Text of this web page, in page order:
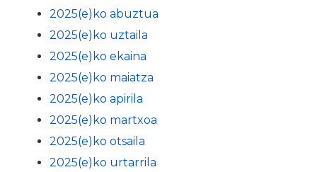
2025(e)ko abuztua
2025(e)ko uztaila
2025(e)ko ekaina
2025(e)ko maiatza
2025(e)ko apirila
2025(e)ko martxoa
2025(e)ko otsaila
2025(e)ko urtarrila